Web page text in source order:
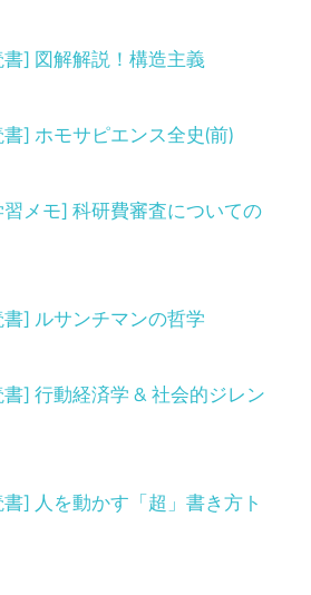
] 図解解説！構造主義
] ホモサピエンス全史(前)
メモ] 科研費審査についての
] ルサンチマンの哲学
] 行動経済学 & 社会的ジレン
] 人を動かす「超」書き方ト